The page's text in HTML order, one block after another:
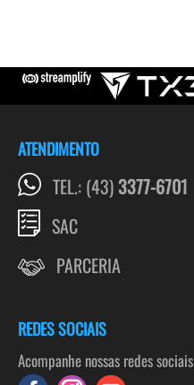
ATENDIMENTO
TEL.: (43)3377-6701
SAC
PARCERIA
REDES SOCIAIS
Acompanhe nossas redes